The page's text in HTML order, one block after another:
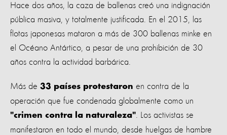
Hace dos años, la caza de ballenas creó una indignación
pública masiva, y totalmente justificada. En el 2015, las
flotas japonesas mataron a más de 300 ballenas minke en
el Océano Antártico, a pesar de una prohibición de 30
años contra la actividad barbárica.
Más de 33 países protestaron en contra de la
operación que fue condenada globalmente como un
"crimen contra la naturaleza" . Los activistas se
manifestaron en todo el mundo, desde huelgas de hambre